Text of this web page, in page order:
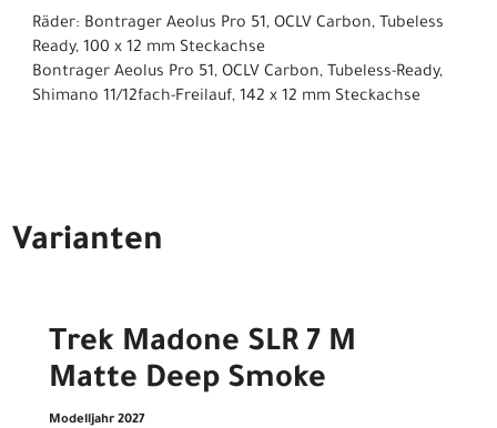
Räder: Bontrager Aeolus Pro 51, OCLV Carbon, Tubeless
Ready, 100 x 12 mm Steckachse
Bontrager Aeolus Pro 51, OCLV Carbon, Tubeless-Ready,
Shimano 11/12fach-Freilauf, 142 x 12 mm Steckachse
Varianten
Trek Madone SLR 7 M
Matte Deep Smoke
Modelljahr 2027